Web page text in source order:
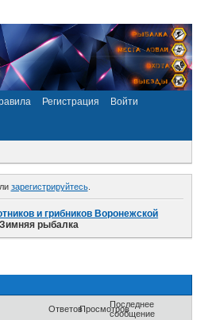
Регистрация
Войти
зарегистрируйтесь.
и грибников Воронежской
Зимняя рыбалка
ОтветовПросмотровПоследнее
сообщение